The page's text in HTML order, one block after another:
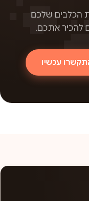
הכלבים שלכם
להכיר אתכם.
עכשיו